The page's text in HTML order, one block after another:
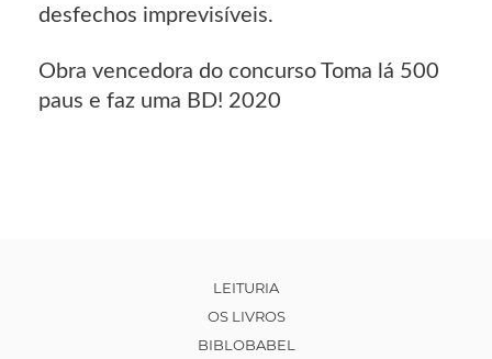
desfechos imprevisíveis.
Obra vencedora do concurso Toma lá 500
paus e faz uma BD! 2020
LEITURIA
OS LIVROS
BIBLOBABEL